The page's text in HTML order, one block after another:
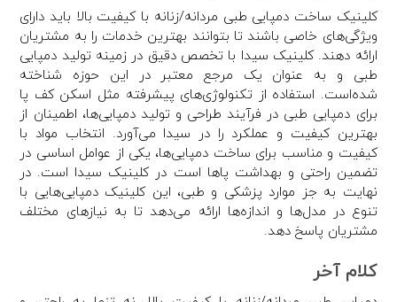
کلینیک‌ ساخت دمپایی طبی مردانه/زنانه با کیفیت بالا باید دارای
ویژگی‌های خاصی باشند تا بتوانند بهترین خدمات را به مشتریان
ارائه دهند. کلینیک سیدا با تخصص دقیق در زمینه تولید دمپایی
طبی و به عنوان یک مرجع معتبر در این حوزه شناخته
شده‌است. استفاده از تکنولوژی‌های پیشرفته مثل اسکن کف پا
برای دمپایی طبی در فرآیند طراحی و تولید دمپایی‌ها، اطمینان از
بهترین کیفیت و عملکرد را در سیدا می‌آورد. انتخاب مواد با
کیفیت و مناسب برای ساخت دمپایی‌ها، یکی از عوامل اساسی در
تضمین راحتی و بهداشت پاها است در کلینیک سیدا است. در
نهایت به جز موارد پزشکی و طبی، این کلینیک دمپایی‌هایی با
تنوع در مدل‌ها و اندازه‌ها ارائه می‌دهد تا به نیازهای مختلف
مشتریان پاسخ دهد.
کلام آخر